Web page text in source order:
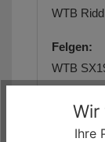
WTB
Felgen:
WTB
Speichen:
Sapim
Wir
Ihre